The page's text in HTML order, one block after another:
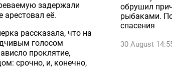
задержали
арестовал её.
рассказала, что на
голосом
проклятие,
срочно, и, конечно,
обрушил
рыбаками.
спасения
30 August